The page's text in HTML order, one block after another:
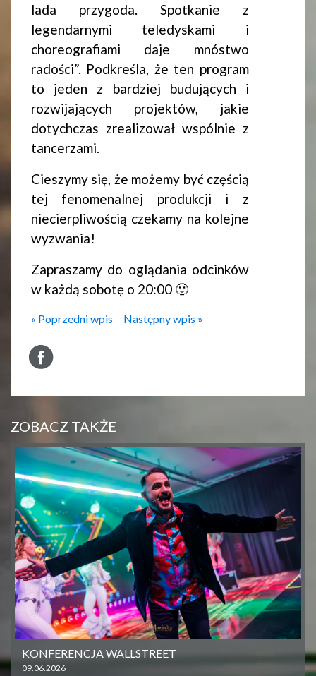
lada przygoda. Spotkanie z
legendarnymi teledyskami i
choreografiami daje mnóstwo
radości”. Podkreśla, że ten program
to jeden z bardziej budujących i
rozwijających projektów, jakie
dotychczas zrealizował wspólnie z
tancerzami.
Cieszymy się, że możemy być częścią
tej fenomenalnej produkcji i z
niecierpliwością czekamy na kolejne
wyzwania!
Zapraszamy do oglądania odcinków
w każdą sobotę o 20:00 🙂
« Poprzedni wpis Następny wpis »
ZOBACZ TAKŻE
KONFERENCJA WALLSTREET
09.06.2026